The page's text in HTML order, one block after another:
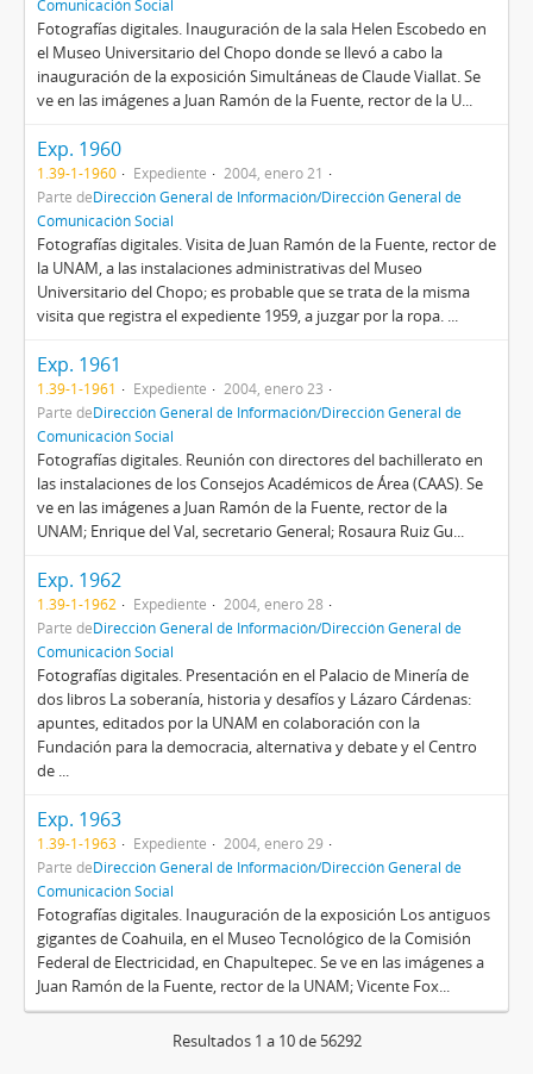
Comunicación Social
Fotografías digitales. Inauguración de la sala Helen Escobedo en
el Museo Universitario del Chopo donde se llevó a cabo la
inauguración de la exposición Simultáneas de Claude Viallat. Se
ve en las imágenes a Juan Ramón de la Fuente, rector de la U...
Exp. 1960
1.39-1-1960 Expediente
2004, enero 21
Parte deDirección General de Información/Dirección General de
Comunicación Social
Fotografías digitales. Visita de Juan Ramón de la Fuente, rector de
la UNAM, a las instalaciones administrativas del Museo
Universitario del Chopo; es probable que se trata de la misma
visita que registra el expediente 1959, a juzgar por la ropa. ...
Exp. 1961
1.39-1-1961 Expediente
2004, enero 23
Parte deDirección General de Información/Dirección General de
Comunicación Social
Fotografías digitales. Reunión con directores del bachillerato en
las instalaciones de los Consejos Académicos de Área (CAAS). Se
ve en las imágenes a Juan Ramón de la Fuente, rector de la
UNAM; Enrique del Val, secretario General; Rosaura Ruiz Gu...
Exp. 1962
1.39-1-1962 Expediente
2004, enero 28
Parte deDirección General de Información/Dirección General de
Comunicación Social
Fotografías digitales. Presentación en el Palacio de Minería de
dos libros La soberanía, historia y desafíos y Lázaro Cárdenas:
apuntes, editados por la UNAM en colaboración con la
Fundación para la democracia, alternativa y debate y el Centro
de ...
Exp. 1963
1.39-1-1963 Expediente
2004, enero 29
Parte deDirección General de Información/Dirección General de
Comunicación Social
Fotografías digitales. Inauguración de la exposición Los antiguos
gigantes de Coahuila, en el Museo Tecnológico de la Comisión
Federal de Electricidad, en Chapultepec. Se ve en las imágenes a
Juan Ramón de la Fuente, rector de la UNAM; Vicente Fox...
Resultados 1 a 10 de 56292